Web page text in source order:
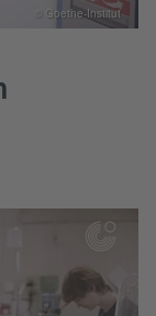
© Goethe-Institut